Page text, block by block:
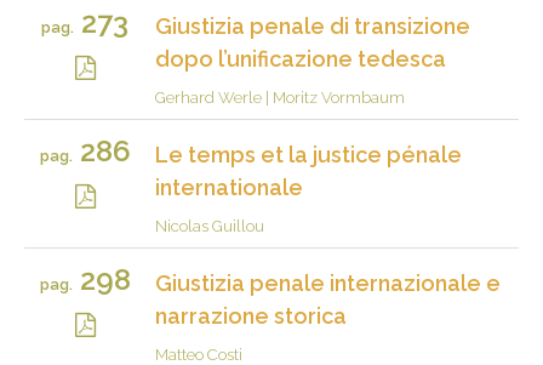
pag. 273
Giustizia penale di transizione
dopo l’unificazione tedesca
Gerhard Werle Moritz Vormbaum
pag.286
Le temps et la justice pénale
internationale
Nicolas Guillou
pag.298
Giustizia penale internazionale e
narrazione storica
Matteo Costi